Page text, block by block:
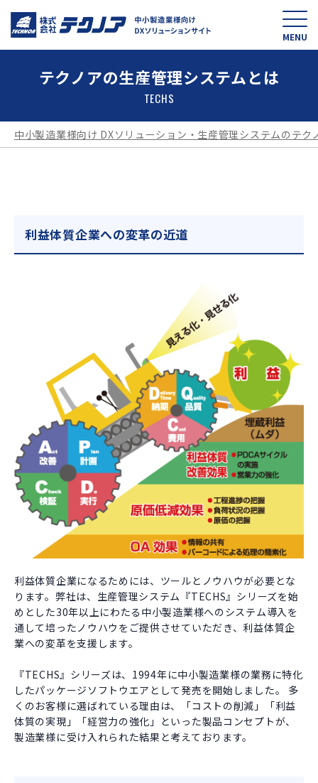
中小製造業様向け
MENU
テクノアの生産管理システムとは
TECHS
中小製造業様向け DXソリューション・生産管理システムのテク
利益体質企業への変革の近道
利益体質企業になるためには、ツールとノウハウが必要とな
ります。弊社は、生産管理システム『TECHS』シリーズを始
めとした30年以上にわたる中小製造業様へのシステム導入を
通して培ったノウハウをご提供させていただき、利益体質企
業への変革を支援します。
『TECHS』シリーズは、1994年に中小製造業様の業務に特化
したパッケージソフトウエアとして発売を開始しました。 多
くのお客様に選ばれている理由は、「コストの削減」「利益
体質の実現」「経営力の強化」といった製品コンセプトが、
製造業様に受け入れられた結果と考えております。